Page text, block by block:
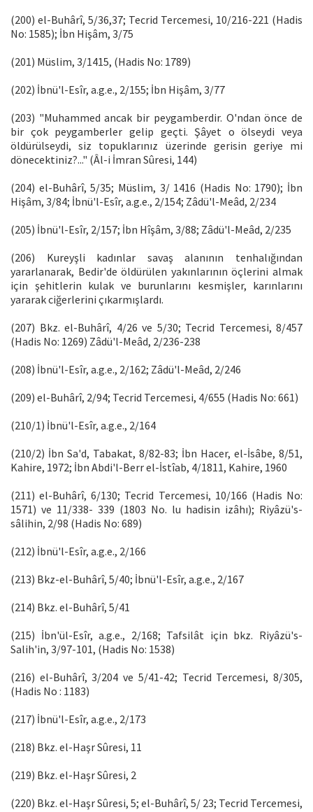
(200) el-Buhârî, 5/36,37; Tecrid Tercemesi, 10/216-221 (Hadis
No: 1585); İbn Hişâm, 3/75
(201) Müslim, 3/1415, (Hadis No: 1789)
(202) İbnü'l-Esîr, a.g.e., 2/155; İbn Hişâm, 3/77
(203) "Muhammed ancak bir peygamberdir. O'ndan önce de
bir çok peygamberler gelip geçti. Şâyet o ölseydi veya
öldürülseydi, siz topuklarınız üzerinde gerisin geriye mi
dönecektiniz?..." (Âl-i İmran Sûresi, 144)
(204) el-Buhârî, 5/35; Müslim, 3/ 1416 (Hadis No: 1790); İbn
Hişâm, 3/84; İbnü'l-Esîr, a.g.e., 2/154; Zâdü'l-Meâd, 2/234
(205) İbnü'l-Esîr, 2/157; İbn Hîşâm, 3/88; Zâdü'l-Meâd, 2/235
(206) Kureyşli kadınlar savaş alanının tenhalığından
yararlanarak, Bedir'de öldürülen yakınlarının öçlerini almak
için şehitlerin kulak ve burunlarını kesmişler, karınlarını
yararak ciğerlerini çıkarmışlardı.
(207) Bkz. el-Buhârî, 4/26 ve 5/30; Tecrid Tercemesi, 8/457
(Hadis No: 1269) Zâdü'l-Meâd, 2/236-238
(208) İbnü'l-Esîr, a.g.e., 2/162; Zâdü'l-Meâd, 2/246
(209) el-Buhârî, 2/94; Tecrid Tercemesi, 4/655 (Hadis No: 661)
(210/1) İbnü'l-Esîr, a.g.e., 2/164
(210/2) İbn Sa'd, Tabakat, 8/82-83; İbn Hacer, el-İsâbe, 8/51,
Kahire, 1972; İbn Abdi'l-Berr el-İstîab, 4/1811, Kahire, 1960
(211) el-Buhârî, 6/130; Tecrid Tercemesi, 10/166 (Hadis No:
1571) ve 11/338- 339 (1803 No. lu hadisin izâhı); Riyâzü's-
sâlihin, 2/98 (Hadis No: 689)
(212) İbnü'l-Esîr, a.g.e., 2/166
(213) Bkz-el-Buhârî, 5/40; İbnü'l-Esîr, a.g.e., 2/167
(214) Bkz. el-Buhârî, 5/41
(215) İbn'ül-Esîr, a.g.e., 2/168; Tafsilât için bkz. Riyâzü's-
Salih'in, 3/97-101, (Hadis No: 1538)
(216) el-Buhârî, 3/204 ve 5/41-42; Tecrid Tercemesi, 8/305,
(Hadis No : 1183)
(217) İbnü'l-Esîr, a.g.e., 2/173
(218) Bkz. el-Haşr Sûresi, 11
(219) Bkz. el-Haşr Sûresi, 2
(220) Bkz. el-Haşr Sûresi, 5; el-Buhârî, 5/ 23; Tecrid Tercemesi,